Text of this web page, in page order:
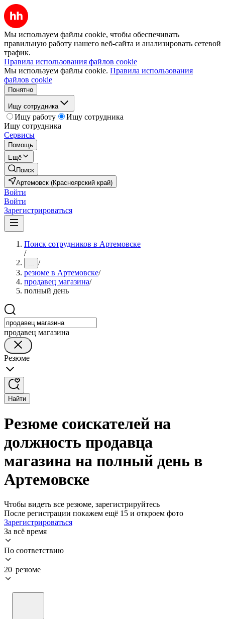
Мы используем файлы cookie, чтобы обеспечивать
правильную работу нашего веб-сайта и анализировать сетевой
трафик.
Правила использования файлов cookie
Мы используем файлы cookie. Правила использования
файлов cookie
Понятно
Ищу сотрудника
Ищу работу
Ищу сотрудника
Ищу сотрудника
Сервисы
Помощь
Ещё
Поиск
Артемовск (Красноярский край)
Войти
Войти
Зарегистрироваться
Поиск сотрудников в Артемовске
/
... /
резюме в Артемовске/
продавец магазина/
полный день
продавец магазина
Резюме
Найти
Резюме соискателей на
должность продавца
магазина на полный день в
Артемовске
Чтобы видеть все резюме, зарегистрируйтесь
После регистрации покажем ещё 15 и откроем фото
Зарегистрироваться
За всё время
По соответствию
20 резюме